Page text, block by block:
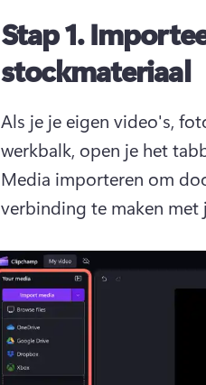
Stap 1.
stockmateriaal
Als je je eigen video's,
werkbalk, open je het
Media importeren om
verbinding te maken met